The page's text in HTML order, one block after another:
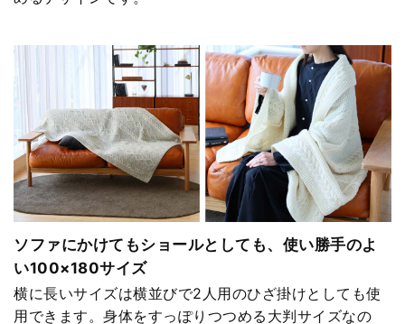
ソファにかけてもショールとしても、使い勝手のよ
い100×180サイズ
横に長いサイズは横並びで2人用のひざ掛けとしても使
用できます。身体をすっぽりつつめる大判サイズなの